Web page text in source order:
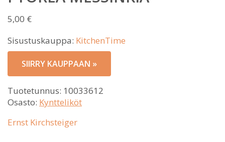
5,00 €
Sisustuskauppa: KitchenTime
SIIRRY KAUPPAAN »
Tuotetunnus: 10033612
Osasto: Kyntteliköt
Ernst Kirchsteiger